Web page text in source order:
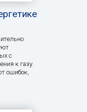
с
к газу.
ошибок,